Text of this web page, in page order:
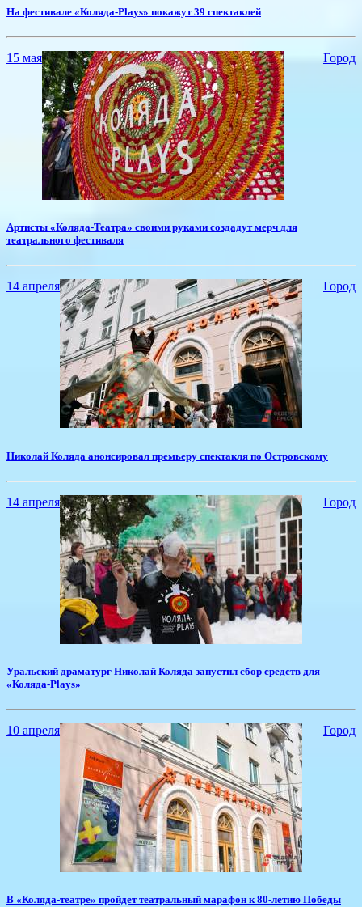
​На фестивале «Коляда-Plays» покажут 39 спектаклей
15 мая Город
Артисты «Коляда-Театра» своими руками создадут мерч для
театрального фестиваля
14 апреля Город
Николай Коляда анонсировал премьеру спектакля по Островскому
14 апреля Город
Уральский драматург Николай Коляда запустил сбор средств для
«Коляда-Plays»
10 апреля Город
В «Коляда-театре» пройдет театральный марафон к 80-летию Победы